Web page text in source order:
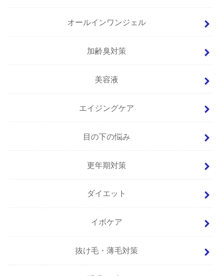
オールインワンジェル
加齢臭対策
美容液
エイジングケア
目の下の悩み
更年期対策
ダイエット
イボケア
抜け毛・薄毛対策